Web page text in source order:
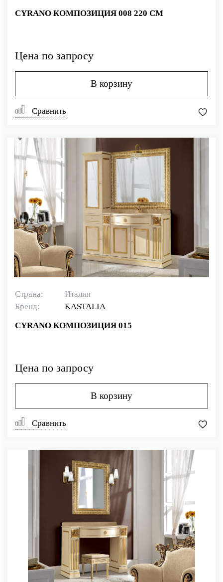
CYRANO КОМПОЗИЦИЯ 008 220 СМ
Цена по запросу
В корзину
Сравнить
Страна:
Италия
Бренд:
KASTALIA
CYRANO КОМПОЗИЦИЯ 015
Цена по запросу
В корзину
Сравнить